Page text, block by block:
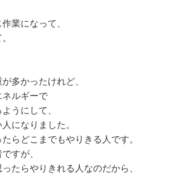
業になって、
多かったけれど、
ルギーで
うにして、
になりました。
らどこまでもやりきる人です。
すが、
たらやりきれる人なのだから、